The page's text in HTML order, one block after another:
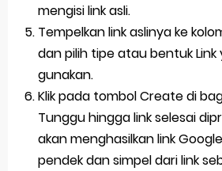
mengisi link asli.
Tempelkan link aslinya ke
dan pilih tipe atau bentuk Link
gunakan.
Klik pada tombol Create di
Tunggu hingga link selesai
akan menghasilkan link
pendek dan simpel dari link